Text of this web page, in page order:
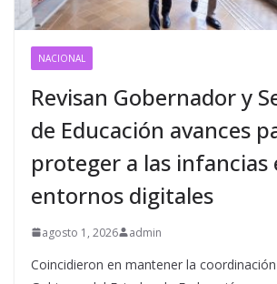
NACIONAL
Revisan Gobernador y
de Educación avances
proteger a las infancias
entornos digitales
agosto 1, 2026 admin
Coincidieron en mantener la